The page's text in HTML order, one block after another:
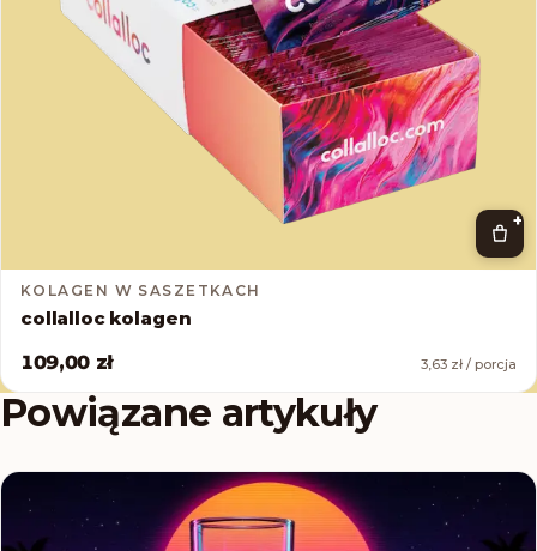
+
KOLAGEN W SASZETKACH
collalloc kolagen
109,00 zł
3,63 zł / porcja
Powiązane artykuły